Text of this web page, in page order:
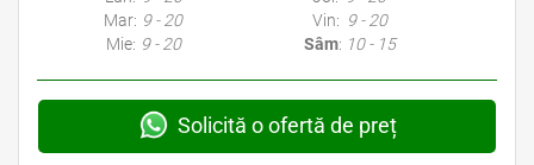
Mar: 9 - 20
Mie: 9 - 20
Vin: 9 - 20
Sâm: 10 - 15
Solicită o ofertă de preț